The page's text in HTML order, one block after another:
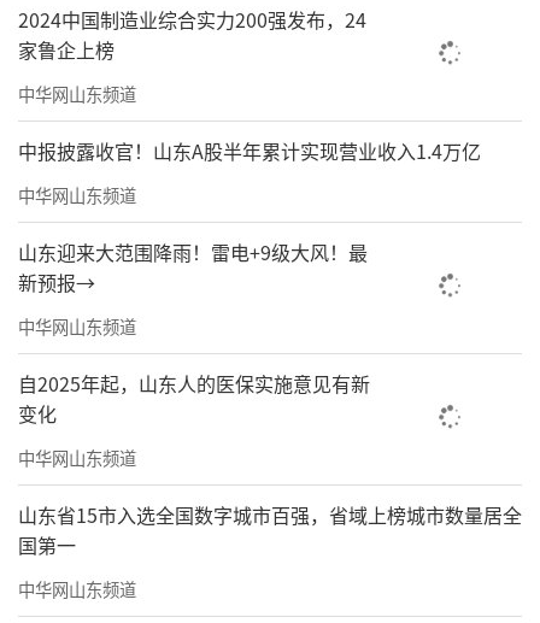
建筑工程学院副院长滕翔睿主持大会
汉服社带来走秀表演《华韵夏章》。同学
们身着精美的汉服一一出场，她们衣袂飘飘，
2024中国制造业综合实力200强发布，24
家鲁企上榜
中华网山东频道
中报披露收官！山东A股半年累计实现营业收入1.4万亿
中华网山东频道
山东迎来大范围降雨！雷电+9级大风！最
新预报→
中华网山东频道
自2025年起，山东人的医保实施意见有新
变化
中华网山东频道
山东省15市入选全国数字城市百强，省域上榜城市数量居全
国第一
中华网山东频道